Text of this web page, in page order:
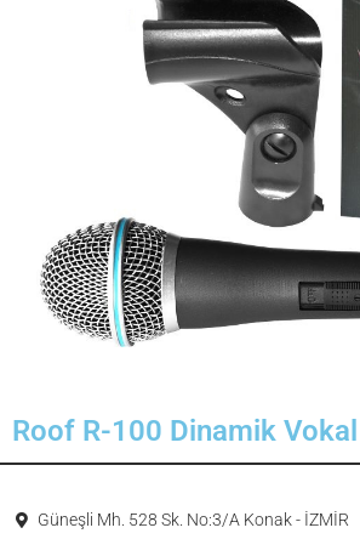
Roof R-100 Dinamik
Güneşli Mh. 528 Sk. No:3/A Konak - İZMİR